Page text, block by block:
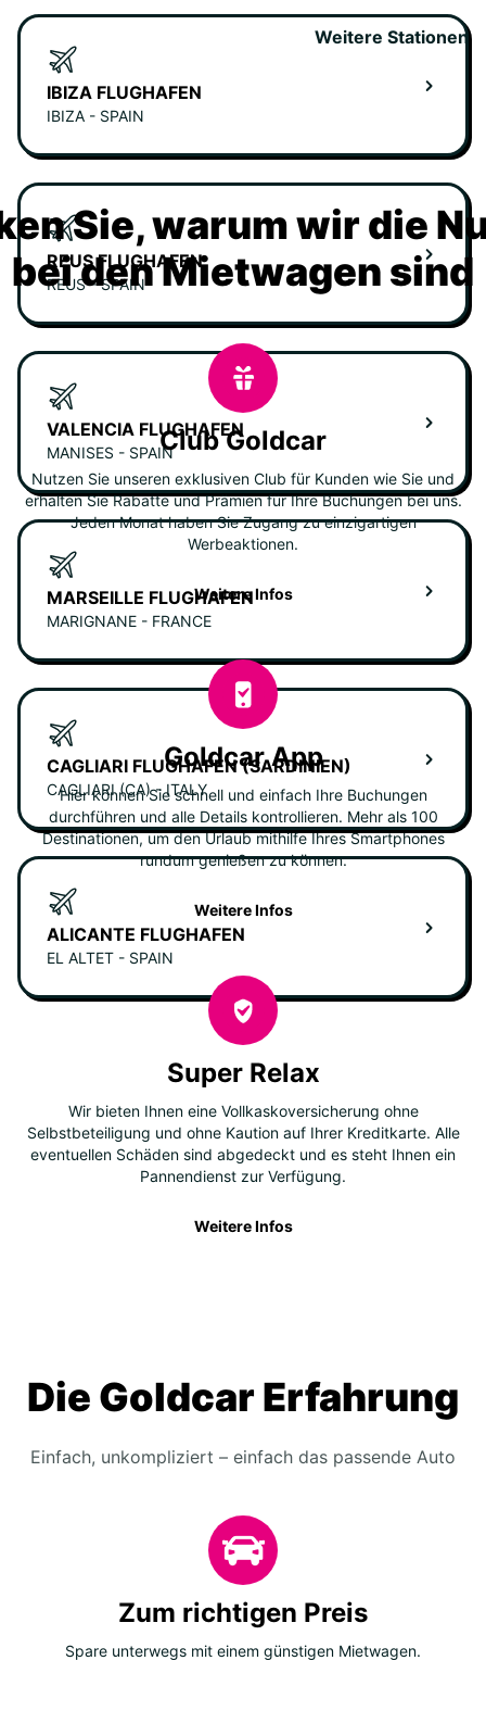
IBIZA FLUGHAFEN
IBIZA - SPAIN
REUS FLUGHAFEN
REUS - SPAIN
VALENCIA FLUGHAFEN
MANISES - SPAIN
MARSEILLE FLUGHAFEN
MARIGNANE - FRANCE
CAGLIARI FLUGHAFEN (SARDINIEN)
CAGLIARI (CA) - ITALY
ALICANTE FLUGHAFEN
EL ALTET - SPAIN
Weitere Stationen
Sie, warum wir die
bei den Mietwagen sind
Club Goldcar
Nutzen Sie unseren exklusiven Club für Kunden wie Sie und
erhalten Sie Rabatte und Prämien für Ihre Buchungen bei uns.
Jeden Monat haben Sie Zugang zu einzigartigen
Werbeaktionen.
Weitere Infos
Goldcar App
Hier können Sie schnell und einfach Ihre Buchungen
durchführen und alle Details kontrollieren. Mehr als 100
Destinationen, um den Urlaub mithilfe Ihres Smartphones
rundum genießen zu können.
Weitere Infos
Super Relax
Wir bieten Ihnen eine Vollkaskoversicherung ohne
Selbstbeteiligung und ohne Kaution auf Ihrer Kreditkarte. Alle
eventuellen Schäden sind abgedeckt und es steht Ihnen ein
Pannendienst zur Verfügung.
Weitere Infos
Die Goldcar Erfahrung
Einfach, unkompliziert – einfach das passende Auto
Zum richtigen Preis
Spare unterwegs mit einem günstigen Mietwagen.